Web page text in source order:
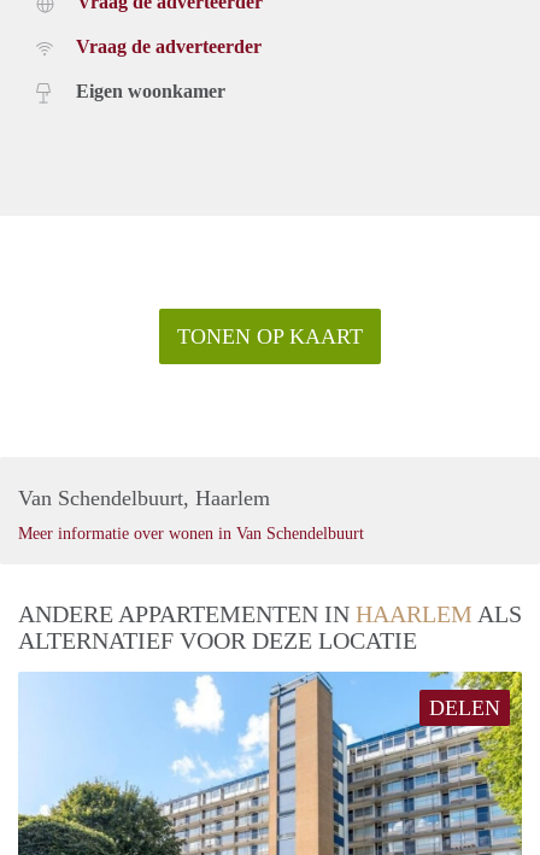
Vraag de adverteerder
Eigen woonkamer
TONEN OP KAART
Van Schendelbuurt, Haarlem
Meer informatie over wonen in Van Schendelbuurt
ANDERE APPARTEMENTEN IN HAARLEM ALS
ALTERNATIEF VOOR DEZE LOCATIE
DELEN